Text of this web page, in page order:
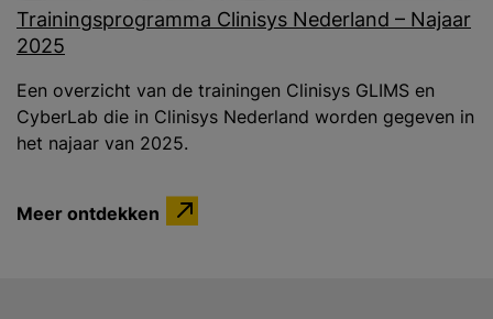
Trainingsprogramma Clinisys Nederland – Najaar
2025
Een overzicht van de trainingen Clinisys GLIMS en
CyberLab die in Clinisys Nederland worden gegeven in
het najaar van 2025.
Meer ontdekken